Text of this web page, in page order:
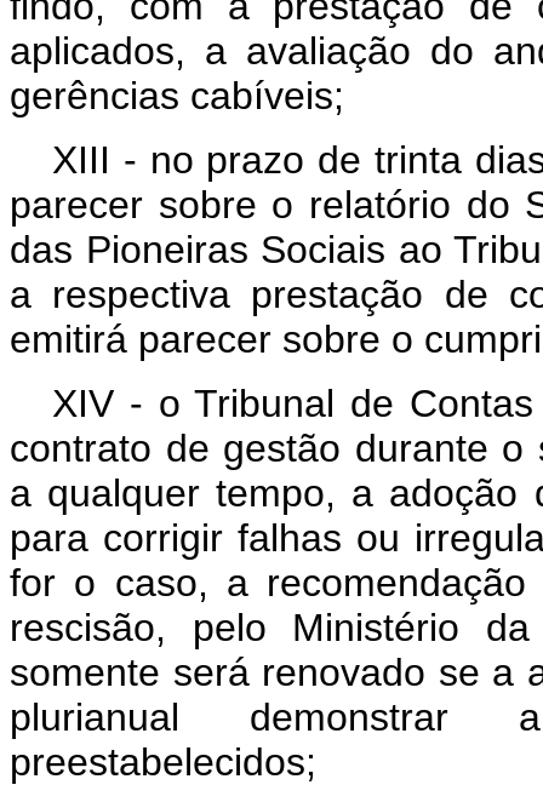
aplicados, a avaliação do
gerências cabíveis;
XIII - no prazo de trinta
parecer sobre o relatório do
das Pioneiras Sociais ao
a respectiva prestação de
emitirá parecer sobre o
XIV - o Tribunal de
contrato de gestão durante o
a qualquer tempo, a adoção
para corrigir falhas ou
for o caso, a
rescisão, pelo Ministério
somente será renovado se a
plurianual demonstrar
preestabelecidos;